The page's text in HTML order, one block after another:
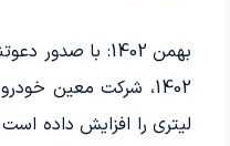
لیتری را افزایش داده